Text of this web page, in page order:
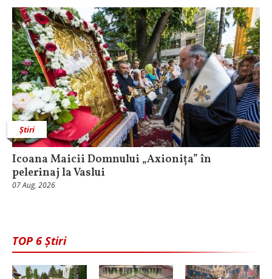
Știri
Icoana Maicii Domnului „Axionița” în
pelerinaj la Vaslui
07 Aug, 2026
TOP 6 Știri